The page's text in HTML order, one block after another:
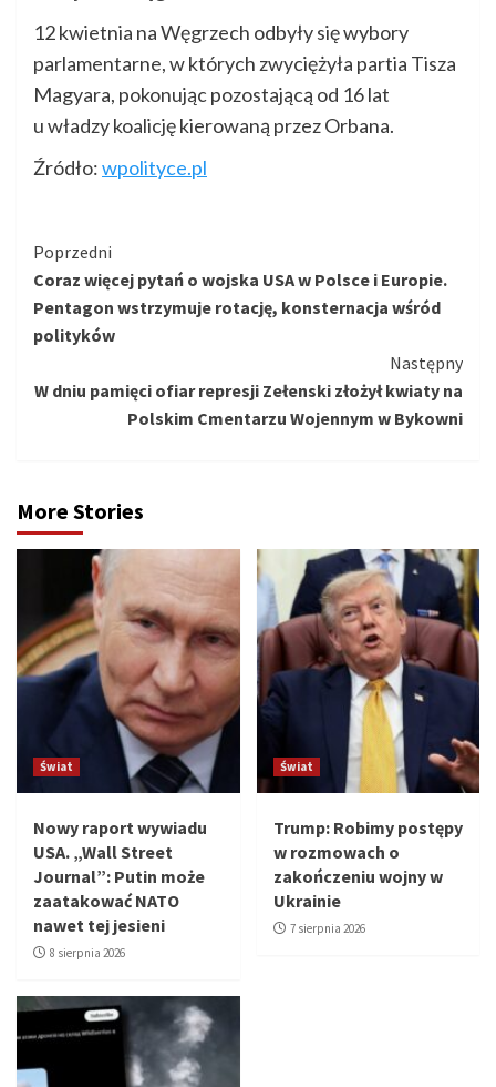
12 kwietnia na Węgrzech odbyły się wybory
parlamentarne, w których zwyciężyła partia Tisza
Magyara, pokonując pozostającą od 16 lat
u władzy koalicję kierowaną przez Orbana.
Źródło:wpolityce.pl
Kontynuuj
czytanie
Poprzedni
Coraz więcej pytań o wojska USA w Polsce i Europie.
Pentagon wstrzymuje rotację, konsternacja wśród
polityków
Następny
W dniu pamięci ofiar represji Zełenski złożył kwiaty na
Polskim Cmentarzu Wojennym w Bykowni
More Stories
Świat
Nowy raport wywiadu
USA. „Wall Street
Journal”: Putin może
zaatakować NATO
nawet tej jesieni
8 sierpnia 2026
Świat
Trump: Robimy postępy
w rozmowach o
zakończeniu wojny w
Ukrainie
7 sierpnia 2026